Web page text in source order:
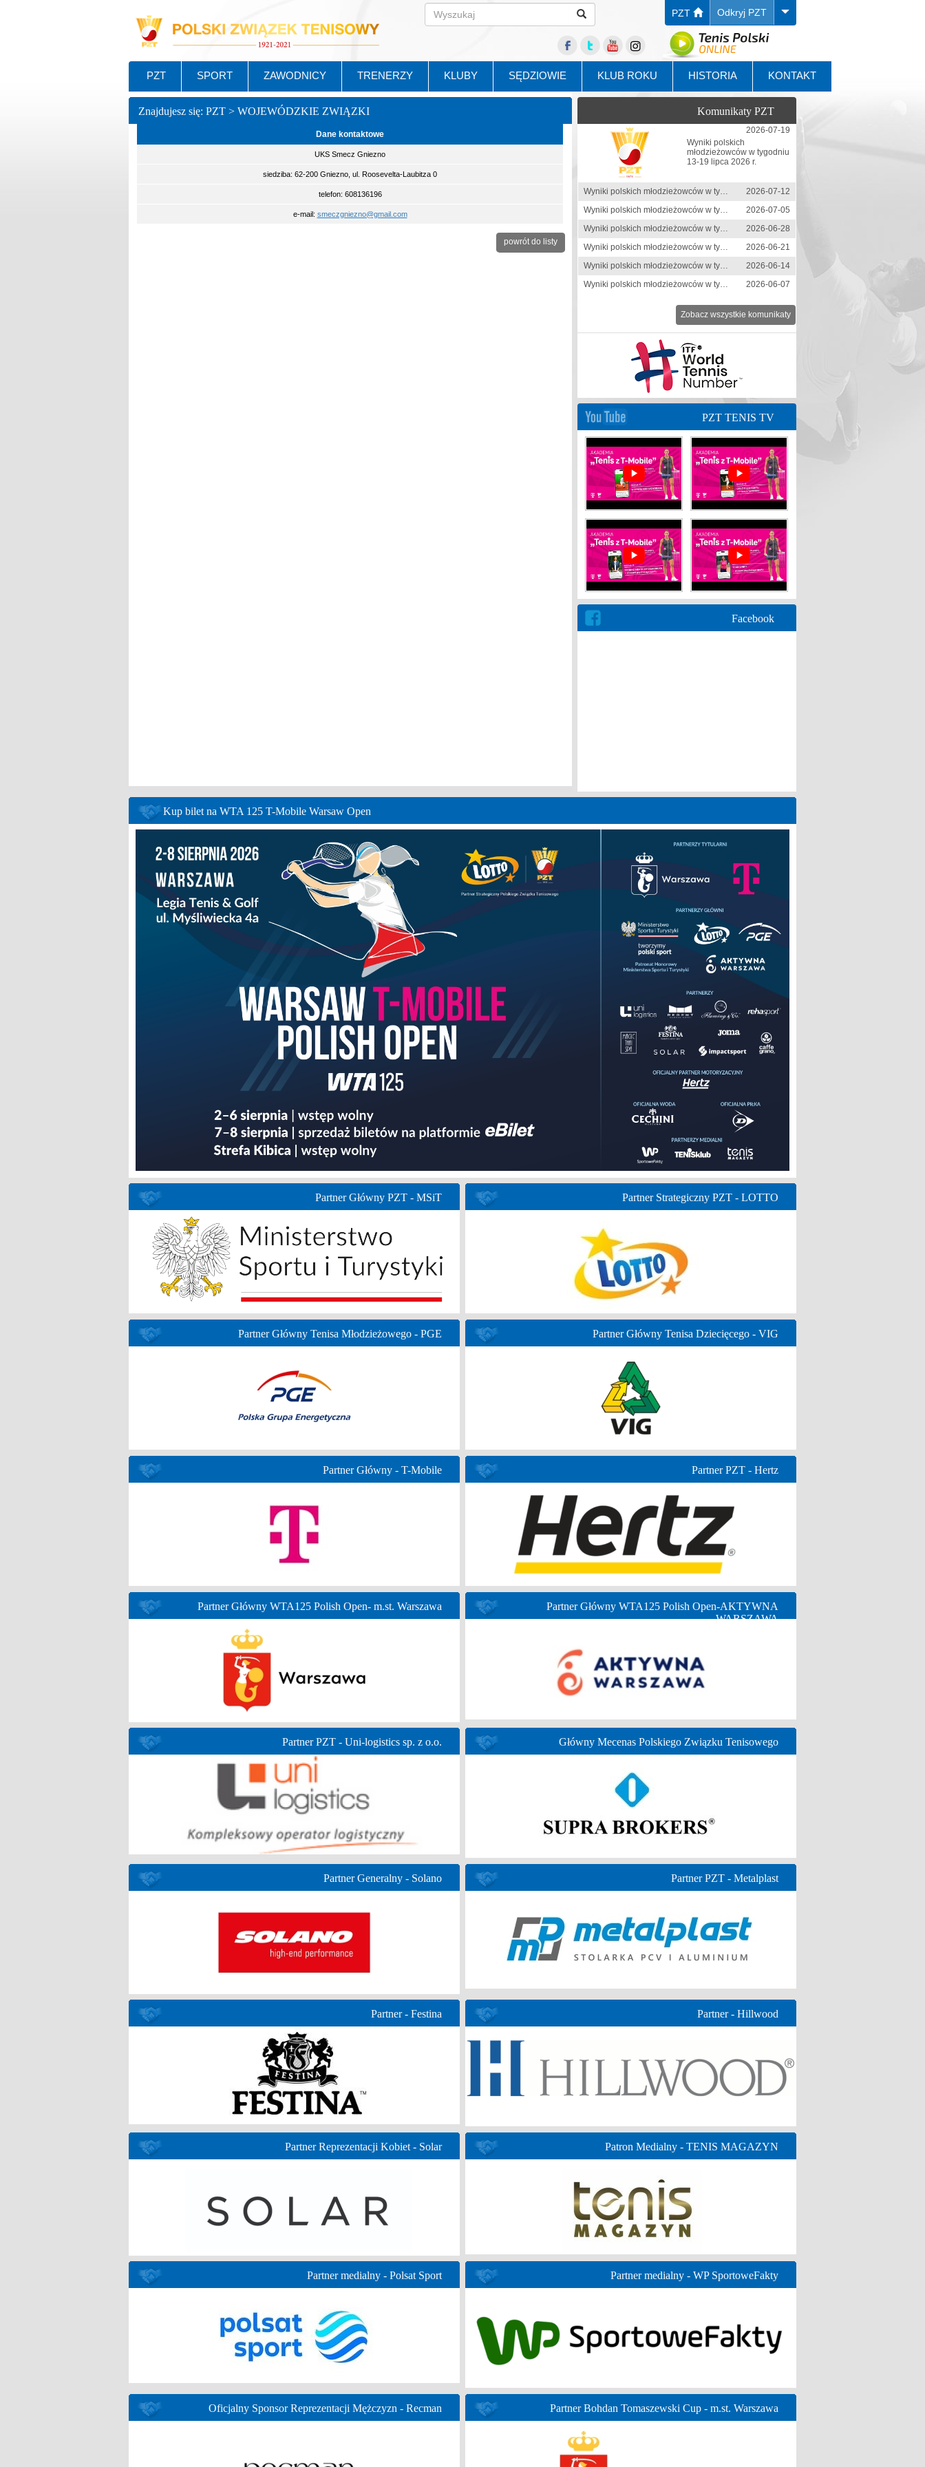
PZT Odkryj PZT
PZT SPORT ZAWODNICY TRENERZY KLUBY SĘDZIOWIE KLUB ROKU HISTORIA KONTAKT
Znajdujesz się: PZT > WOJEWÓDZKIE ZWIĄZKI
Dane kontaktowe
UKS Smecz Gniezno
siedziba: 62-200 Gniezno, ul. Roosevelta-Laubitza 0
telefon: 608136196
e-mail: smeczgniezno@gmail.com
powrót do listy
Komunikaty PZT
2026-07-19
Wyniki polskich
młodzieżowców w tygodniu
13-19 lipca 2026 r.
Wyniki polskich młodzieżowców w tygodniu 6-12 lipca 2026 r.
2026-07-12
Wyniki polskich młodzieżowców w tygodniu 29 czerwca-5 lipca 2026 r.
2026-07-05
Wyniki polskich młodzieżowców w tygodniu 22-28 czerwca 2026 r.
2026-06-28
Wyniki polskich młodzieżowców w tygodniu 15-21 czerwca 2026 r.
2026-06-21
Wyniki polskich młodzieżowców w tygodniu 8-14 czerwca 2026 r.
2026-06-14
Wyniki polskich młodzieżowców w tygodniu 1-7 czerwca 2026 r.
2026-06-07
Zobacz wszystkie komunikaty
PZT TENIS TV
Facebook
Kup bilet na WTA 125 T-Mobile Warsaw Open
Partner Główny PZT - MSiT Partner Strategiczny PZT - LOTTO
Partner Główny Tenisa Młodzieżowego - PGE Partner Główny Tenisa Dziecięcego - VIG
Partner Główny - T-Mobile Partner PZT - Hertz
Partner Główny WTA125 Polish Open- m.st. Warszawa
Partner Główny WTA125 Polish Open-AKTYWNA
WARSZAWA
Partner PZT - Uni-logistics sp. z o.o. Główny Mecenas Polskiego Związku Tenisowego
Partner Generalny - Solano Partner PZT - Metalplast
Partner - Festina Partner - Hillwood
Partner Reprezentacji Kobiet - Solar Patron Medialny - TENIS MAGAZYN
Partner medialny - Polsat Sport Partner medialny - WP SportoweFakty
Oficjalny Sponsor Reprezentacji Mężczyzn - Recman Partner Bohdan Tomaszewski Cup - m.st. Warszawa